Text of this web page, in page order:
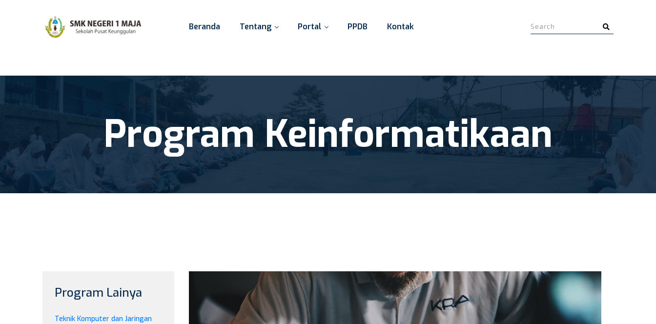
Beranda Tentang Portal PPDB Kontak
Program Keinformatikaan
Program Lainya
Teknik Komputer dan Jaringan